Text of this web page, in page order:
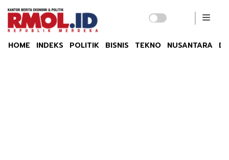
HOME INDEKS POLITIK BISNIS TEKNO NUSANTARA